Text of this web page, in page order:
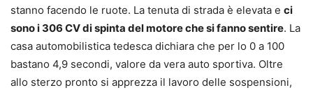
stanno facendo le ruote. La tenuta di strada è elevata e ci
sono i 306 CV di spinta del motore che si fanno sentire. La
casa automobilistica tedesca dichiara che per lo 0 a 100
bastano 4,9 secondi, valore da vera auto sportiva. Oltre
allo sterzo pronto si apprezza il lavoro delle sospensioni,